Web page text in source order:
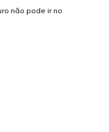
não pode ir no